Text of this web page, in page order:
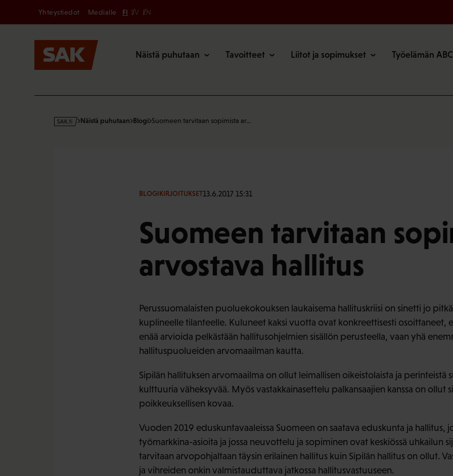
Secondary
Yhteystiedot Medialle FI SV EN
Näistä puhutaan Tavoitteet Liitot ja sopimukset Työelämän ABC
s
Näistä puhutaan Blogi Suomeen tarvitaan sopimista ar…
BLOGIKIRJOITUKSET13.6.2017 15:31
Suomeen tarvitaan
arvostava hallitus
Perussuomalaisten puoluekokouksen laukaisema hallituskriisi on sinetti jo
kuplineelle tilanteelle. Kuluneet kaksi vuotta ovat konkreettisesti osoittaneet,
enää arvioida pelkästään hallitusohjelmien sisällön perusteella, vaan yhä
hallituspuolueiden arvomaailman kautta.
Sipilän hallituksen arvomaailma on ollut leimallisen oikeistolaista ja perinteistä
kulttuuria väheksyvää. Myös vastakkainasettelu palkansaajien kanssa on ollut
poikkeuksellisen kovaa.
Vuoden 2019 eduskuntavaaleissa Suomeen on saatava eduskunta ja hallitus,
työmarkkina-asioita ja jossa neuvottelu ja sopiminen ovat keskiössä uhkailun
tarvitaan arvopohjaltaan täysin erilainen hallitus kuin Sipilän hallitus on ollut.
ja vihreiden onkin valmistauduttava jatkossa hallitusvastuuseen.